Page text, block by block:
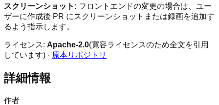
スクリーンショット: フロントエンドの変更の場合は、ユー
ザーに作成後 PR にスクリーンショットまたは録画を追加す
るよう指示します。
ライセンス: Apache-2.0(寛容ライセンスのため全文を引用
しています) · 原本リポジトリ
詳細情報
作者